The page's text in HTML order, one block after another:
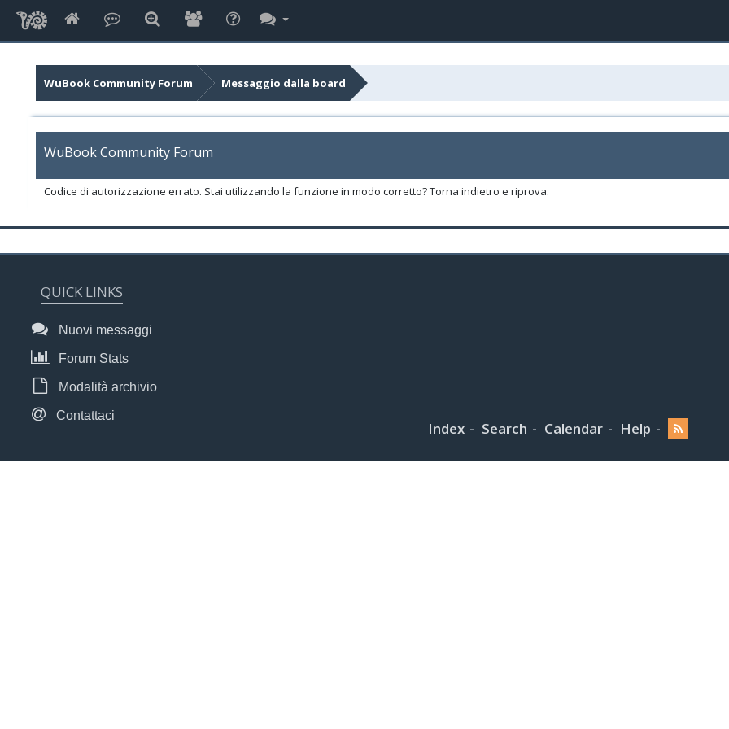
WuBook Community Forum Messaggio dalla board
WuBook Community Forum
Codice di autorizzazione errato. Stai utilizzando la funzione in modo corretto? Torna indietro e riprova.
QUICK LINKS
Nuovi messaggi
Forum Stats
Modalità archivio
Contattaci
Index Search Calendar Help